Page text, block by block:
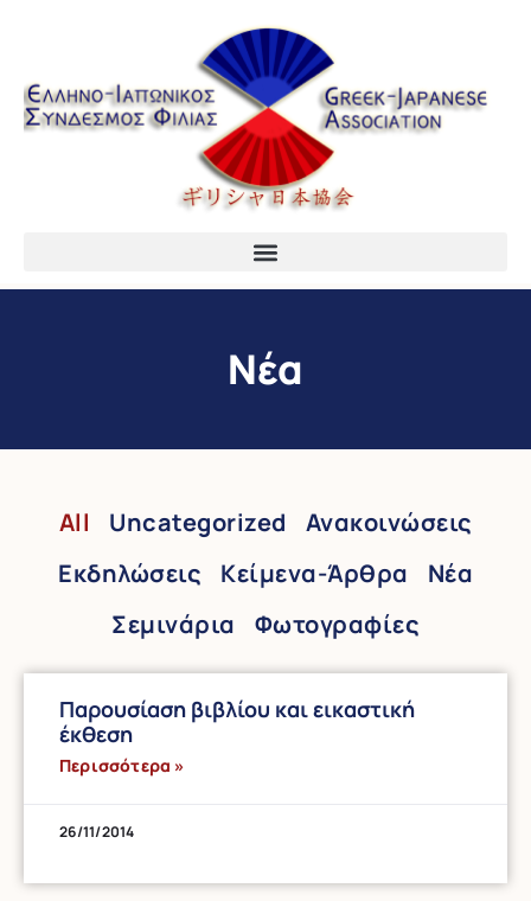
Νέα
Uncategorized
Ανακοινώσεις
Εκδηλώσεις
Κείμενα-Άρθρα
Νέα
Σεμινάρια
Φωτογραφίες
All
Παρουσίαση βιβλίου και εικαστική
έκθεση
Περισσότερα »
26/11/2014